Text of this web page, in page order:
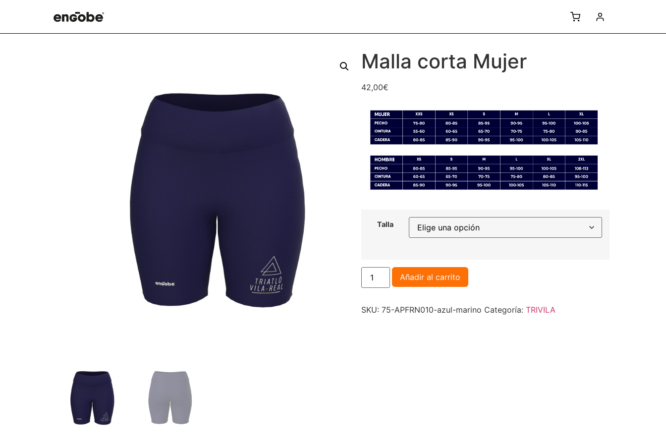
Malla corta Mujer
42,00€
Talla
Añadir al carrito
SKU: 75-APFRN010-azul-marino Categoría: TRIVILA